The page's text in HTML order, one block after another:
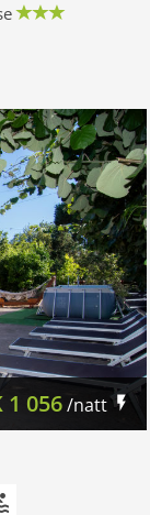
1 056/natt